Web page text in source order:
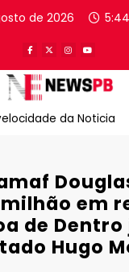
de 2026
da Noticia
milhão em
de
Hugo